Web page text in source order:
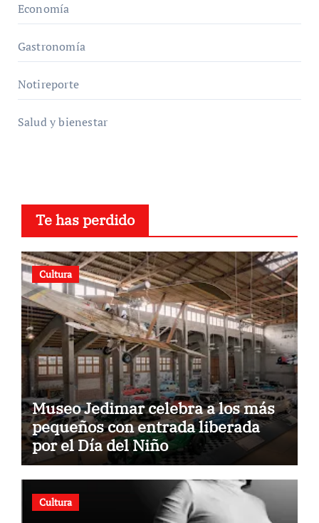
Economía
Gastronomía
Notireporte
Salud y bienestar
Te has perdido
Cultura
Museo Jedimar celebra a los más
pequeños con entrada liberada
por el Día del Niño
Cultura